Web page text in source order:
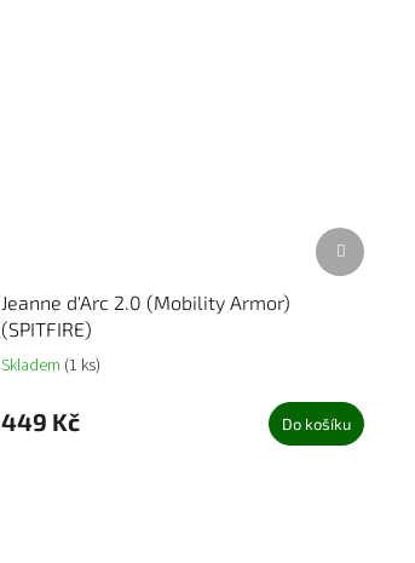
Jeanne d'Arc 2.0 (Mobility Armor)
(SPITFIRE)
Skladem (1 ks)
449 Kč Do košíku
Další
produkt